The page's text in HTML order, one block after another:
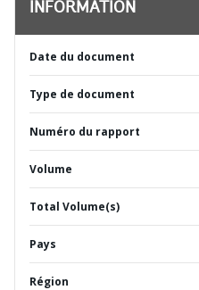
INFORMATION
Date du document
Type de document
Numéro du rapport
Volume
Total Volume(s)
Pays
Région